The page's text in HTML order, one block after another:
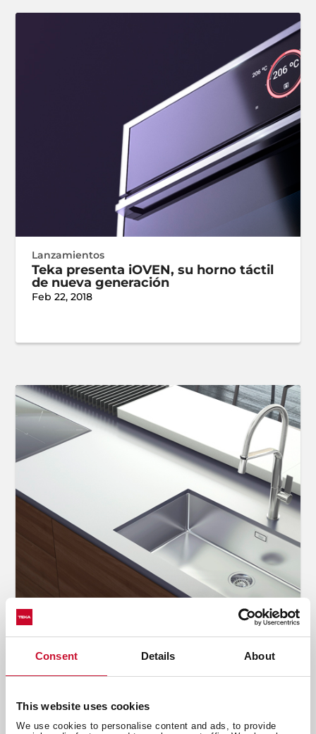
Consent Details About
This website uses cookies
We use cookies to personalise content and ads, to provide
Lanzamientos
Teka presenta iOVEN, su horno táctil
de nueva generación
Feb 22, 2018
Lanzamientos
Teka presenta su nueva gama de
fregaderos de Radio 15